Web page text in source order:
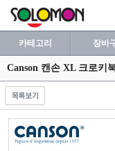
카테고리 장바
Canson 캔손 XL 크로키